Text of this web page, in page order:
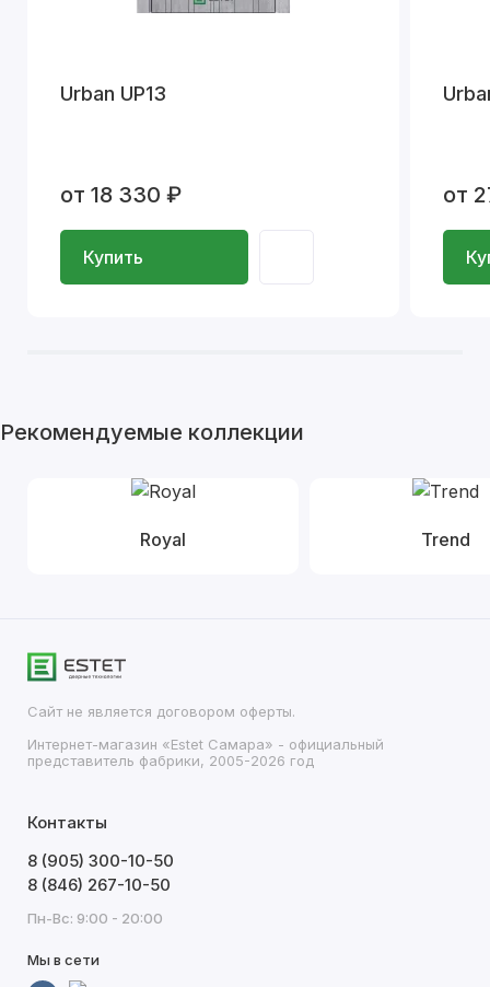
Urban UP13
от 18 330 ₽
Купить
от
Рекомендуемые коллекции
Royal Trend
Сайт не является договором оферты.
Интернет-магазин «Estet Самара» - официальный
представитель фабрики, 2005-2026 год
Контакты
8 (905) 300-10-50
8 (846) 267-10-50
Пн-Вс: 9:00 - 20:00
Мы в сети